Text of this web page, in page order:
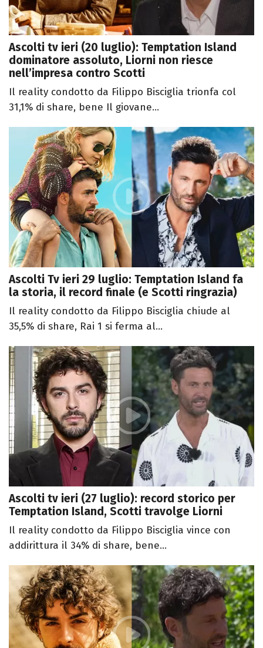
Ascolti tv ieri (20 luglio): Temptation Island
dominatore assoluto, Liorni non riesce
nell’impresa contro Scotti
Il reality condotto da Filippo Bisciglia trionfa col
31,1% di share, bene Il giovane...
Ascolti Tv ieri 29 luglio: Temptation Island fa
la storia, il record finale (e Scotti ringrazia)
Il reality condotto da Filippo Bisciglia chiude al
35,5% di share, Rai 1 si ferma al...
Ascolti tv ieri (27 luglio): record storico per
Temptation Island, Scotti travolge Liorni
Il reality condotto da Filippo Bisciglia vince con
addirittura il 34% di share, bene...